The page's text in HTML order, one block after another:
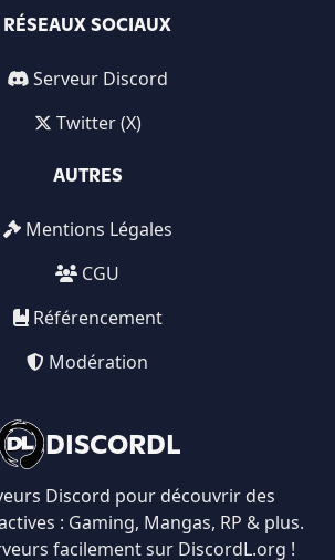
DISCORDL
Discord pour découvrir des
: Gaming, Mangas, RP & plus.
facilement sur DiscordL.org !
RÉSEAUX SOCIAUX
Serveur Discord
Twitter (X)
AUTRES
Mentions Légales
CGU
Référencement
Modération